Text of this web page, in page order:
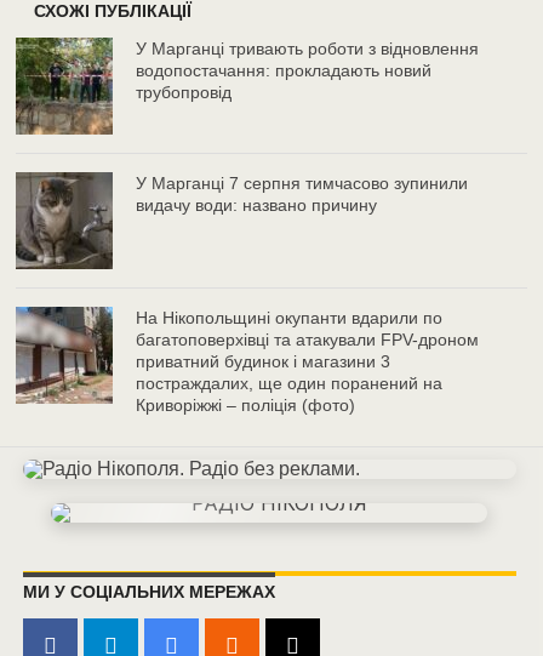
СХОЖІ ПУБЛІКАЦІЇ
У Марганці тривають роботи з відновлення
водопостачання: прокладають новий
трубопровід
У Марганці 7 серпня тимчасово зупинили
видачу води: названо причину
На Нікопольщині окупанти вдарили по
багатоповерхівці та атакували FPV-дроном
приватний будинок і магазини 3
постраждалих, ще один поранений на
Криворіжжі – поліція (фото)
МИ У СОЦІАЛЬНИХ МЕРЕЖАХ